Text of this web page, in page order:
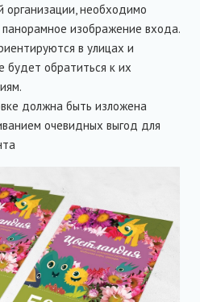
организации, необходимо
изображение входа.
в улицах и
будет обратиться к их
должна быть изложена
очевидных выгод для